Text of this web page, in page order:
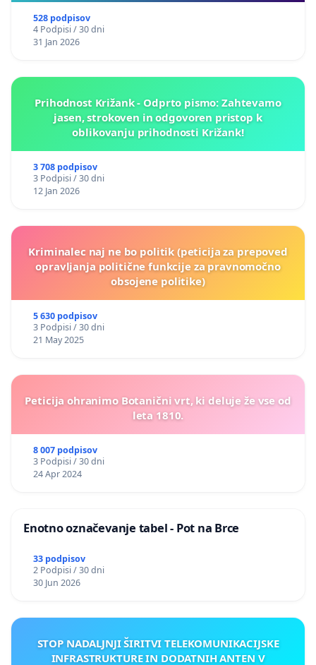
528 podpisov
4 Podpisi / 30 dni
31 Jan 2026
Prihodnost Križank - Odprto pismo: Zahtevamo
jasen, strokoven in odgovoren pristop k
oblikovanju prihodnosti Križank!
3 708 podpisov
3 Podpisi / 30 dni
12 Jan 2026
Kriminalec naj ne bo politik (peticija za prepoved
opravljanja politične funkcije za pravnomočno
obsojene politike)
5 630 podpisov
3 Podpisi / 30 dni
21 May 2025
Peticija ohranimo Botanični vrt, ki deluje že vse od
leta 1810.
8 007 podpisov
3 Podpisi / 30 dni
24 Apr 2024
Enotno označevanje tabel - Pot na Brce
33 podpisov
2 Podpisi / 30 dni
30 Jun 2026
STOP NADALJNJI ŠIRITVI TELEKOMUNIKACIJSKE
INFRASTRUKTURE IN DODATNIH ANTEN V